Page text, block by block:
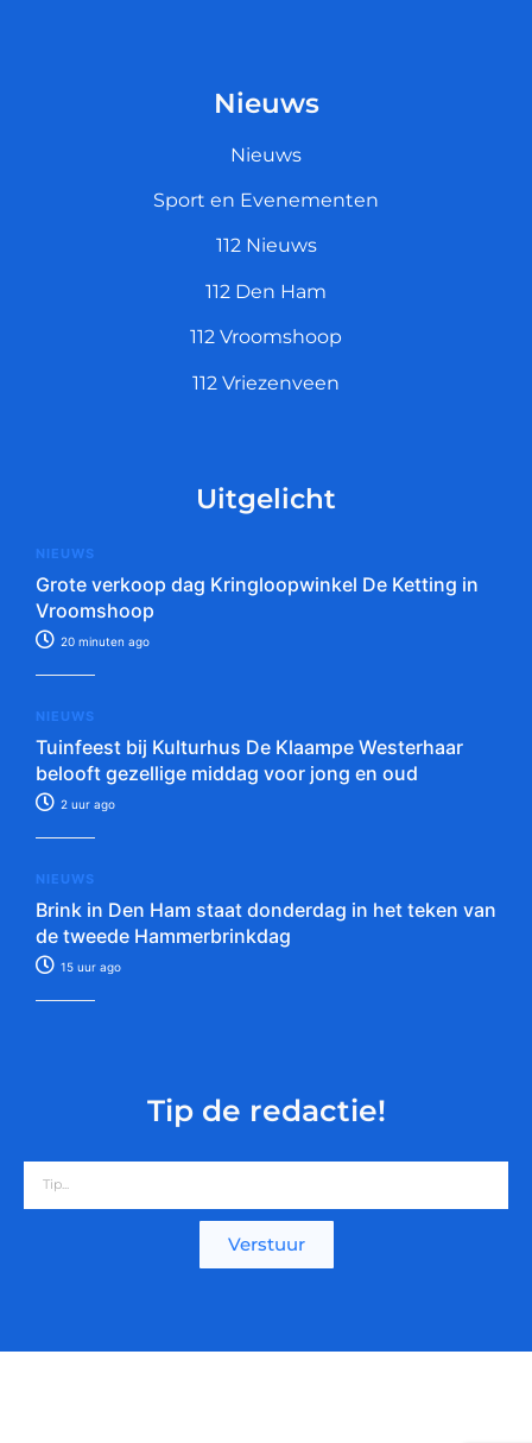
Nieuws
Nieuws
Sport en Evenementen
112 Nieuws
112 Den Ham
112 Vroomshoop
112 Vriezenveen
Uitgelicht
NIEUWS
Grote verkoop dag Kringloopwinkel De Ketting in
Vroomshoop
20 minuten ago
NIEUWS
Tuinfeest bij Kulturhus De Klaampe Westerhaar
belooft gezellige middag voor jong en oud
2 uur ago
NIEUWS
Brink in Den Ham staat donderdag in het teken van
de tweede Hammerbrinkdag
15 uur ago
Tip de redactie!
Verstuur